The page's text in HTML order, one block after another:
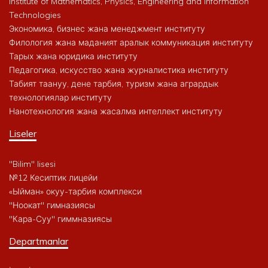
Technologies
Экономика, бизнес жана менеджмент институту
Филология жана маданият аралык коммуникация институту
Тарых жана юридика институту
Педагогика, искусство жана журналистика институту
Табият таануу, дене тарбия, туризм жана агрардык
технологиялар институту
Нанотехнология жана жасалма интеллект институту
Liseler
"Bilim" lisesi
№12 Кесиптик лицейи
«Ыйман» окуу-тарбия комплекси
"Ноокат" гимназиясы
"Кара-Суу" гиммназиясы
Departmanlar